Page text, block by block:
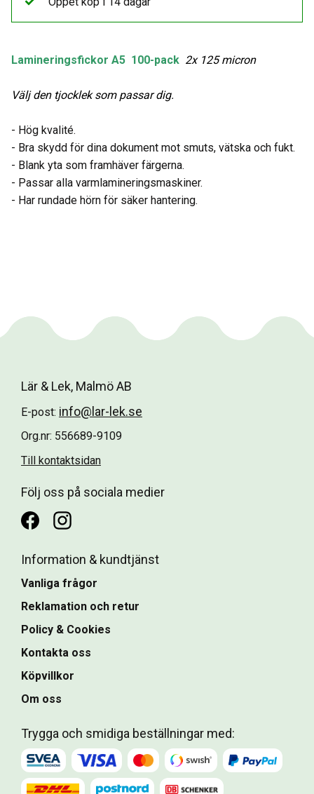
Lamineringsfickor A5 100-pack 2x 125micron
Välj den tjocklek som passar dig.
- Hög kvalité.
- Bra skydd för dina dokument mot smuts, vätska och fukt.
- Blank yta som framhäver färgerna.
- Passar alla varmlamineringsmaskiner.
- Har rundade hörn för säker hantering.
Lär & Lek, Malmö AB
E-post: info@lar-lek.se
Org.nr: 556689-9109
Till kontaktsidan
Följ oss på sociala medier
Information & kundtjänst
Vanliga frågor
Reklamation och retur
Policy & Cookies
Kontakta oss
Köpvillkor
Om oss
Trygga och smidiga beställningar med: